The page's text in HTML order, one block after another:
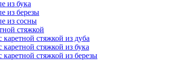
из бука
из березы
из сосны
стяжкой
стяжкой из дуба
стяжкой из бука
стяжкой из березы